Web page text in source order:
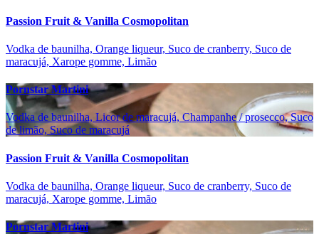
Passion Fruit & Vanilla Cosmopolitan
Vodka de baunilha, Orange liqueur, Suco de cranberry, Suco de
maracujá, Xarope gomme, Limão
Pornstar Martini
Vodka de baunilha, Licor de maracujá, Champanhe / prosecco, Suco
de limão, Suco de maracujá
Passion Fruit & Vanilla Cosmopolitan
Vodka de baunilha, Orange liqueur, Suco de cranberry, Suco de
maracujá, Xarope gomme, Limão
Pornstar Martini